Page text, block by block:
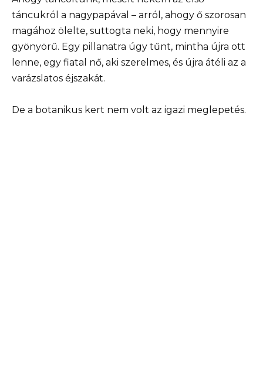
táncukról a nagypapával – arról, ahogy ő szorosan
magához ölelte, suttogta neki, hogy mennyire
gyönyörű. Egy pillanatra úgy tűnt, mintha újra ott
lenne, egy fiatal nő, aki szerelmes, és újra átéli az a
varázslatos éjszakát.
De a botanikus kert nem volt az igazi meglepetés.